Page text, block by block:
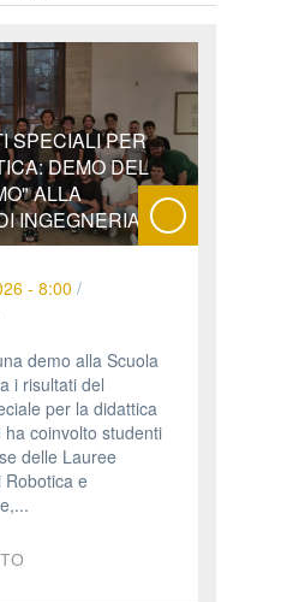
SPECIALI PER
DEMO DEL
ALLA
INGEGNERIA
- 8:00 /
demo alla Scuola
i risultati del
per la didattica
coinvolto studenti
delle Lauree
Robotica e